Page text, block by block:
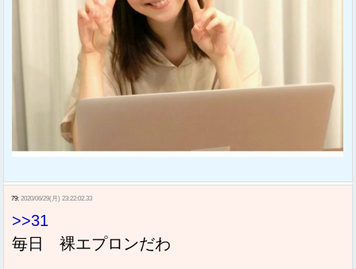
79: 2020/06/29(月) 23:22:02.33
>>31
毎日 裸エプロンだわ